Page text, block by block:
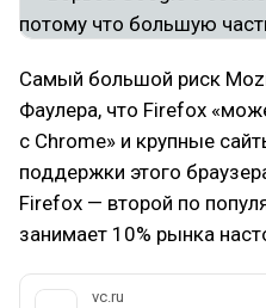
Самый большой риск
Фаулера, что Firefox
с Chrome» и крупные
поддержки этого
Firefox — второй по
занимает 10% рынка
vc.ru